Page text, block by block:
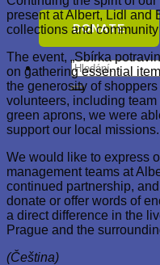
DONATE
Hledat:
present at Albert, Lidl and
collections and
The event, „Sbírka
on gathering essential
the generosity of
volunteers, including
green aprons, we were
support our local missions.
We would like to express
management teams at
continued partnership,
donate or offer words of
a direct difference in the
Prague and the
(Čeština)